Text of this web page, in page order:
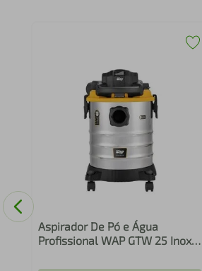
Aspirador De Pó e Água
Profissional WAP GTW 25 Inox